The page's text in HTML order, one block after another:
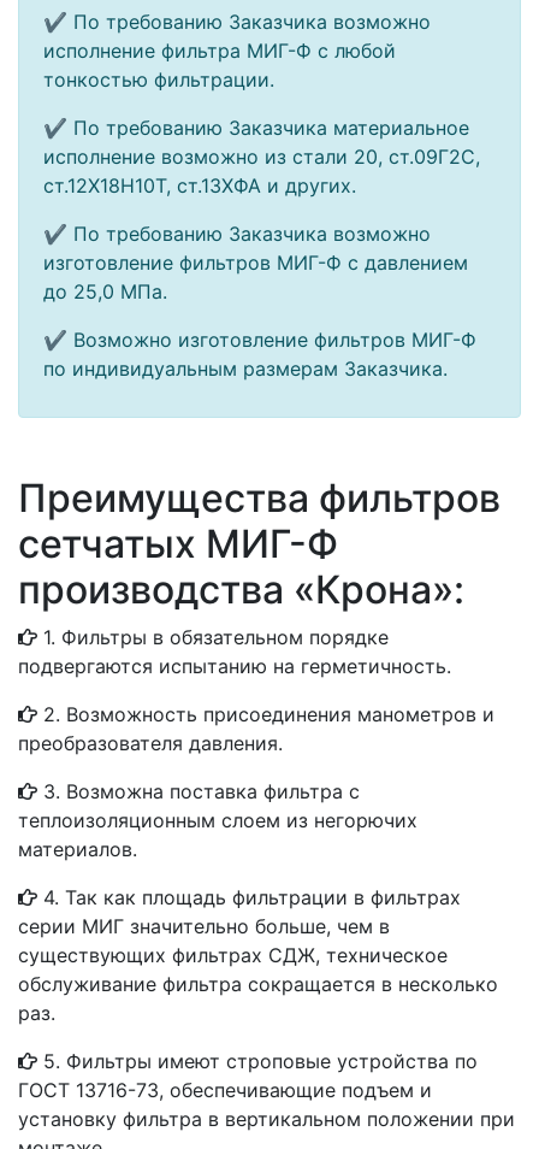
✔ По требованию Заказчика возможно
исполнение фильтра МИГ-Ф с любой
тонкостью фильтрации.
✔ По требованию Заказчика материальное
исполнение возможно из стали 20, ст.09Г2С,
ст.12Х18Н10Т, ст.13ХФА и других.
✔ По требованию Заказчика возможно
изготовление фильтров МИГ-Ф с давлением
до 25,0 МПа.
✔ Возможно изготовление фильтров МИГ-Ф
по индивидуальным размерам Заказчика.
Преимущества фильтров
сетчатых МИГ-Ф
производства «Крона»:
1. Фильтры в обязательном порядке
подвергаются испытанию на герметичность.
2. Возможность присоединения манометров и
преобразователя давления.
3. Возможна поставка фильтра с
теплоизоляционным слоем из негорючих
материалов.
4. Так как площадь фильтрации в фильтрах
серии МИГ значительно больше, чем в
существующих фильтрах СДЖ, техническое
обслуживание фильтра сокращается в несколько
раз.
5. Фильтры имеют строповые устройства по
ГОСТ 13716-73, обеспечивающие подъем и
установку фильтра в вертикальном положении при